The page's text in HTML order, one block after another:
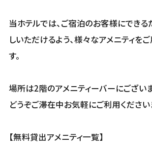
当ホテルでは、ご宿泊のお客様にでき
しいただけるよう、様々なアメニティを
す。
場所は2階のアメニティーバーにございま
どうぞご滞在中お気軽にご利用ください
【無料貸出アメニティ一覧】